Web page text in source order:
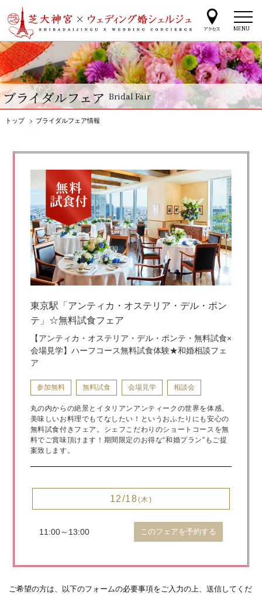
ブライダルフェア Bridal Fair
MENU
トップ > ブライダルフェア情報
東京駅「アンティカ・オステリア・デル・ポン
テ」☆無料試食フェア
【アンティカ・オステリア・デル・ポンテ・無料試食×
会場見学】ハーフコース無料試食体験★和婚相談フェ
ア
参加無料 無料試食 会場見学 相談会
丸の内からの絶景とイタリアンアンティークの世界を体感。
美味しいお料理でもてなしたい！というおふたりにも安心の
無料試食付きフェア。シェフこだわりのショートコースを無
料でご賞味頂けます！期間限定のお得な“和婚プラン”もご提
案致します。
12/18(木)
11:00～13:00 このフェアを予約する